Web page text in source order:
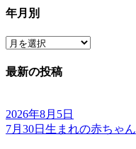
年月別
最新の投稿
2026年8月5日
7月30日生まれの赤ちゃん